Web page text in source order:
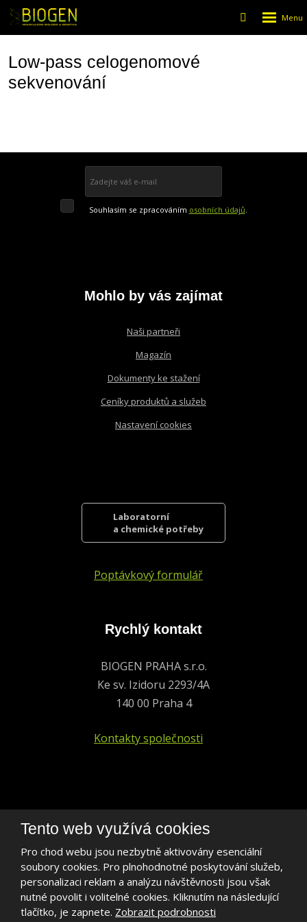
Vyhledávání
menu
Low-pass celogenomové
sekvenování
se
Souhlasím se zpracováním osobních údajů.
odeslat.
Mohlo by vás zajímat
Naši partneři
Magazín
Dokumenty ke stažení
Ceníky produktů a služeb
Nastavení cookies
Laboratorní
a chemické potřeby
Poptávkový formulář
Rychlý kontakt
BIOGEN PRAHA s.r.o.
Ke sv. Izidoru 2293/4A
140 00 Praha 4
Kontakty společnosti
biogen@biogen.cz
LinkedIn
Tento web využívá cookies
Pro chod webu jsou nezbytně aktivovány esenciální
soubory cookies. Pro plnohodnotné poskytování služeb,
personalizaci reklam a analýzu návštěvnosti jsou však
nutné povolit i volitelné cookies. Kliknutím na následující
tlačítko, je zapnete. Zobrazit podrobnosti